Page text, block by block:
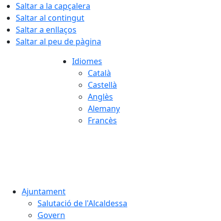
Saltar a la capçalera
Saltar al contingut
Saltar a enllaços
Saltar al peu de pàgina
Idiomes
Català
Castellà
Anglès
Alemany
Francès
Ajuntament
Salutació de l'Alcaldessa
Govern